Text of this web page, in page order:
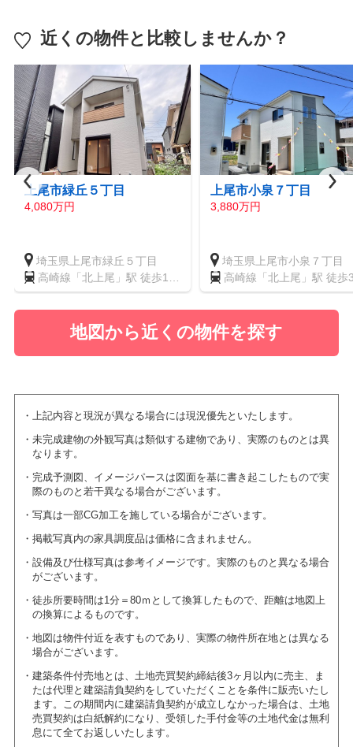
近くの物件と比較しませんか？
上尾市緑丘５丁目
4,080万円
埼玉県上尾市緑丘５丁目
高崎線「北上尾」駅 徒歩18
分
上尾市小泉７丁目
3,880万円
埼玉県上尾市小泉７丁目
高崎線「北上尾」駅 徒歩
分
地図から近くの物件を探す
上記内容と現況が異なる場合には現況優先といたします。
未完成建物の外観写真は類似する建物であり、実際のものとは異
なります。
完成予測図、イメージパースは図面を基に書き起こしたもので実
際のものと若干異なる場合がございます。
写真は一部CG加工を施している場合がございます。
掲載写真内の家具調度品は価格に含まれません。
設備及び仕様写真は参考イメージです。実際のものと異なる場合
がございます。
徒歩所要時間は1分＝80ｍとして換算したもので、距離は地図上
の換算によるものです。
地図は物件付近を表すものであり、実際の物件所在地とは異なる
場合がございます。
建築条件付売地とは、土地売買契約締結後3ヶ月以内に売主、ま
たは代理と建築請負契約をしていただくことを条件に販売いたし
ます。この期間内に建築請負契約が成立しなかった場合は、土地
売買契約は白紙解約になり、受領した手付金等の土地代金は無利
息にて全てお返しいたします。